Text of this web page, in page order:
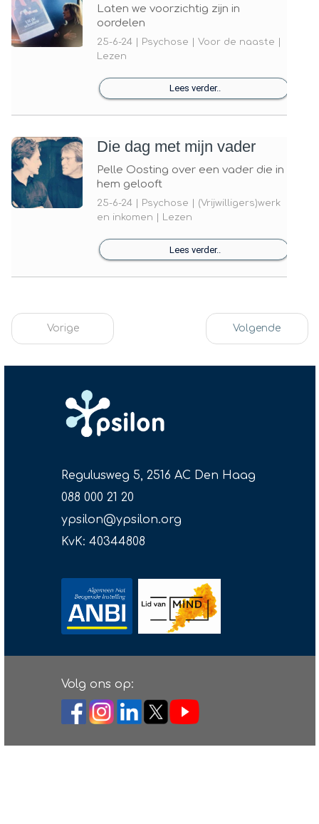
Laten we voorzichtig zijn in
oordelen
25-6-24 | Psychose | Voor de naaste |
Lezen
Lees verder..
Die dag met mijn vader
Pelle Oosting over een vader die in
hem gelooft
25-6-24 | Psychose | (Vrijwilligers)werk
en inkomen | Lezen
Lees verder..
Vorige Volgende
Regulusweg 5, 2516 AC Den Haag
088 000 21 20
ypsilon@ypsilon.org
KvK: 40344808
Volg ons op: